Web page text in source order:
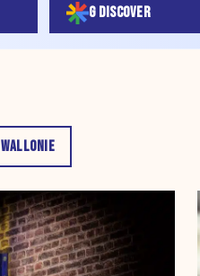
G DISCOVER
WALLONIE